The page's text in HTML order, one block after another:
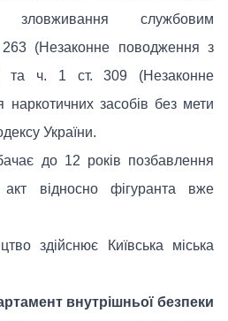
службовим
(Незаконне поводження з
та ч. 1 ст. 309 (Незаконне
наркотичних засобів без мети
України.
до 12 років позбавлення
відносно фігуранта вже
здійснює Київська міська
внутрішньої безпеки